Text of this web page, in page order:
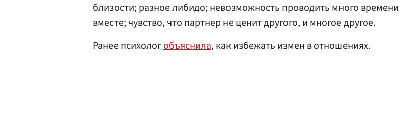
близости; разное либидо; невозможность проводить много времени
вместе; чувство, что партнер не ценит другого, и многое другое.
Ранее психологобъяснила, как избежать измен в отношениях.